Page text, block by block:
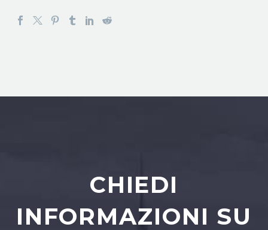
CHIEDI
INFORMAZIONI SU